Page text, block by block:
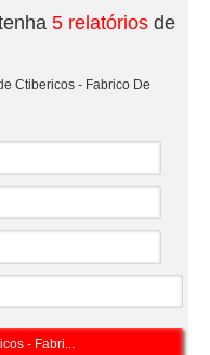
5 relatórios de
Ctibericos - Fabrico De